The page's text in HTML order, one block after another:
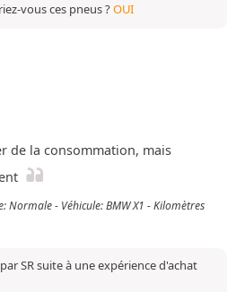
vous ces pneus ?OUI
de la consommation, mais
Normale - Véhicule: BMW X1 - Kilomètres
SR suite à une expérience d'achat